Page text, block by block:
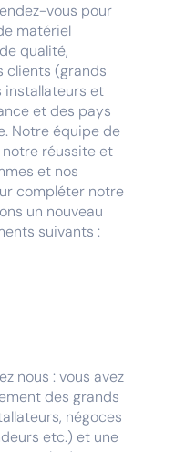
vous pour
matériel
qualité,
clients (grands
installateurs et
et des pays
Notre équipe de
réussite et
et nos
compléter notre
un nouveau
suivants :
nous : vous avez
des grands
négoces
etc.) et une